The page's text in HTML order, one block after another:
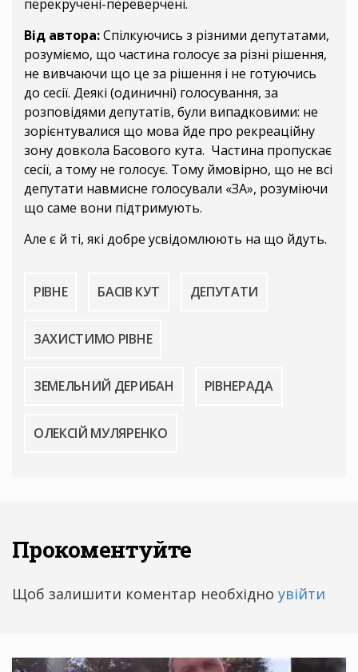
перекручені-переверчені.
Від автора:Спілкуючись з різними депутатами,
розуміємо, що частина голосує за різні рішення,
не вивчаючи що це за рішення і не готуючись
до сесії. Деякі (одиничні) голосування, за
розповідями депутатів, були випадковими: не
зорієнтувалися що мова йде про рекреаційну
зону довкола Басового кута. Частина пропускає
сесії, а тому не голосує. Тому ймовірно, що не всі
депутати навмисне голосували «ЗА», розуміючи
що саме вони підтримують.
Але є й ті, які добре усвідомлюють на що йдуть.
РІВНЕ БАСІВ КУТ ДЕПУТАТИ
ЗАХИСТИМО РІВНЕ
ЗЕМЕЛЬНИЙ ДЕРИБАН РІВНЕРАДА
ОЛЕКСІЙ МУЛЯРЕНКО
Прокоментуйте
Щоб залишити коментар необхідно увійти